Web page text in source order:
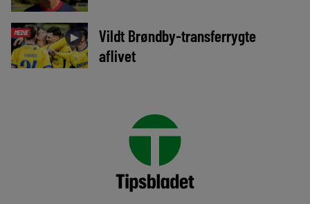
MEDIE ►
Vildt Brøndby-transferrygte
aflivet